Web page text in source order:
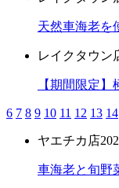
天然車海老を
レイクタウン
【期間限定】
6 7 8 9 10 11 12 13 14
ヤエチカ店
車海老と旬野